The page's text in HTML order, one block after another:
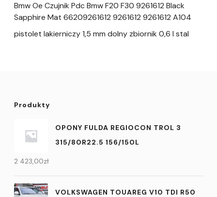
Bmw Oe Czujnik Pdc Bmw F20 F30 9261612 Black
Sapphire Mat 66209261612 9261612 9261612 A104
pistolet lakierniczy 1,5 mm dolny zbiornik 0,6 l stal
Produkty
OPONY FULDA REGIOCON TROL 3
315/80R22.5 156/150L
2 423,00zł
VOLKSWAGEN TOUAREG V10 TDI R50